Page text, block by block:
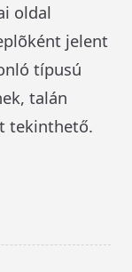
oldal
jelent
típusú
talán
tekinthető.